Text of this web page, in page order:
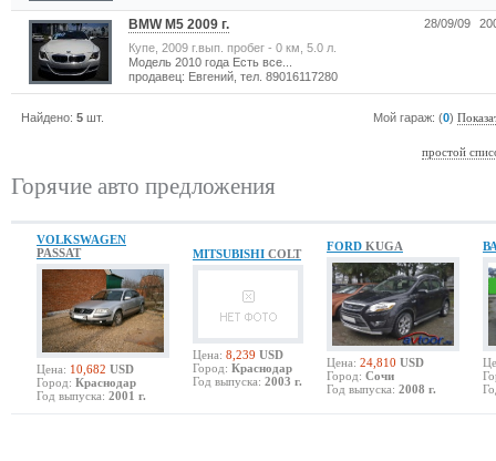
BMW M5 2009 г.
Купе, 2009 г.вып. пробег - 0 км, 5.0 л.
Модель 2010 года Есть все...
продавец: Евгений, тел. 89016117280
28/09/09
Найдено:5 шт. Мой гараж: (0)
простой
Горячие авто предложения
VOLKSWAGEN
PASSAT
Цена: 10,682 USD
Город: Краснодар
Год выпуска: 2001 г.
MITSUBISHI COLT
Цена: 8,239 USD
Город: Краснодар
Год выпуска: 2003 г.
FORD KUGA
Цена: 24,810 USD
Город: Сочи
Год выпуска: 2008 г.